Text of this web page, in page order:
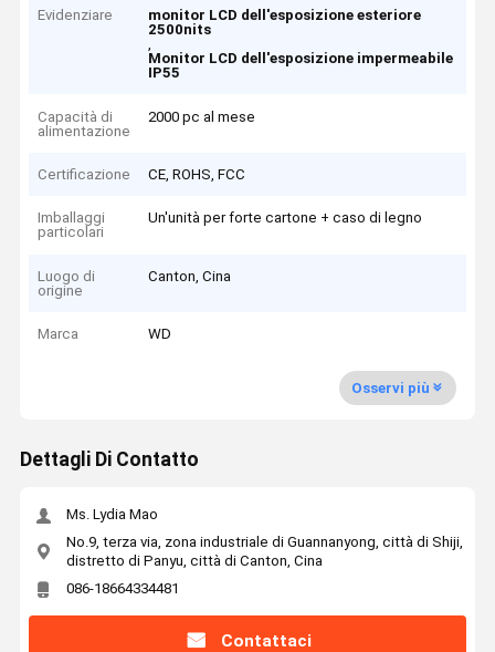
Evidenziare
monitor LCD dell'esposizione esteriore
2500nits
,
Monitor LCD dell'esposizione impermeabile
IP55
Capacità di
alimentazione
2000 pc al mese
Certificazione CE, ROHS, FCC
Imballaggi
particolari
Un'unità per forte cartone + caso di legno
Luogo di
origine
Canton, Cina
Marca WD
Osservi più
Dettagli Di Contatto
Ms. Lydia Mao
No.9, terza via, zona industriale di Guannanyong, città di Shiji,
distretto di Panyu, città di Canton, Cina
086-18664334481
Contattaci